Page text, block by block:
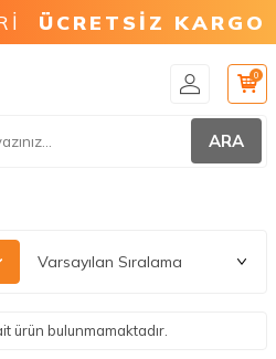
ÜCRETSİZ KARGO
ARA
0
ürün bulunmamaktadır.